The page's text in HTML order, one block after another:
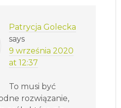
Patrycja Golecka
says
9 września 2020
at 12:37
To musi być
rozwiązanie,